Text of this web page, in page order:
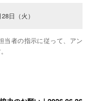
日（火）
当者の指示に従って、アン